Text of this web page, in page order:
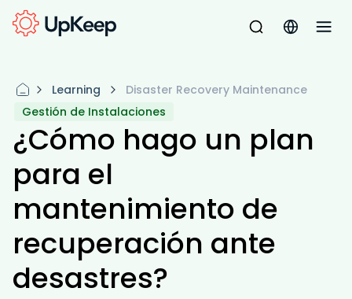
Learning
Disaster Recovery Maintenance
Gestión de Instalaciones
¿Cómo hago un plan
para el
mantenimiento de
recuperación ante
desastres?